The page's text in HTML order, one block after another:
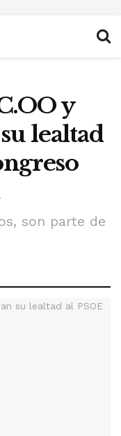
y
lealtad
son parte de